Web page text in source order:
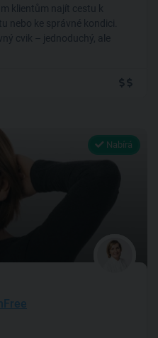
klientům najít cestu k
nebo ke správné kondici.
cvik – jednoduchý, ale
Nabírá